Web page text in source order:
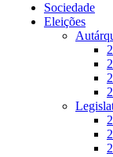
Sociedade
Eleições